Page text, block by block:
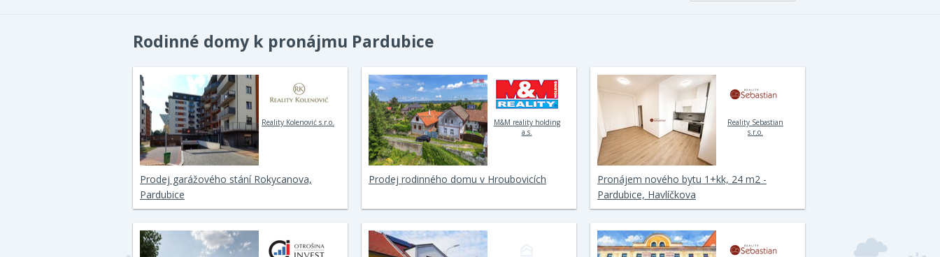
Rodinné domy k pronájmu Pardubice
Reality Kolenović s.r.o.
Prodej garážového stání Rokycanova,
Pardubice
M&M reality holding
a.s.
Prodej rodinného domu v Hroubovicích
Reality Sebastian
s.r.o.
Pronájem nového bytu 1+kk, 24 m2 -
Pardubice, Havlíčkova